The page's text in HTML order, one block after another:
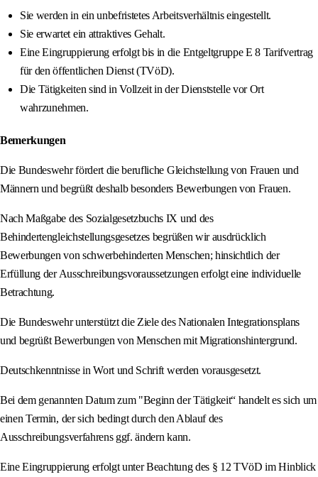
Sie werden in ein unbefristetes Arbeitsverhältnis eingestellt.
Sie erwartet ein attraktives Gehalt.
Eine Eingruppierung erfolgt bis in die Entgeltgruppe E 8 Tarifvertrag
für den öffentlichen Dienst (TVöD).
Die Tätigkeiten sind in Vollzeit in der Dienststelle vor Ort
wahrzunehmen.
Bemerkungen
Die Bundeswehr fördert die berufliche Gleichstellung von Frauen und
Männern und begrüßt deshalb besonders Bewerbungen von Frauen.
Nach Maßgabe des Sozialgesetzbuchs IX und des
Behindertengleichstellungsgesetzes begrüßen wir ausdrücklich
Bewerbungen von schwerbehinderten Menschen; hinsichtlich der
Erfüllung der Ausschreibungsvoraussetzungen erfolgt eine individuelle
Betrachtung.
Die Bundeswehr unterstützt die Ziele des Nationalen Integrationsplans
und begrüßt Bewerbungen von Menschen mit Migrationshintergrund.
Deutschkenntnisse in Wort und Schrift werden vorausgesetzt.
Bei dem genannten Datum zum "Beginn der Tätigkeit“ handelt es sich um
einen Termin, der sich bedingt durch den Ablauf des
Ausschreibungsverfahrens ggf. ändern kann.
Eine Eingruppierung erfolgt unter Beachtung des § 12 TVöD im Hinblick